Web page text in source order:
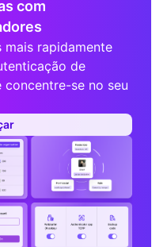
com
mais rapidamente
de
se no seu